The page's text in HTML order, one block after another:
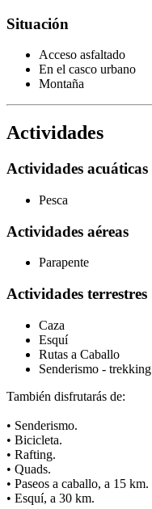
Situación
Acceso asfaltado
En el casco urbano
Montaña
Actividades
Actividades acuáticas
Pesca
Actividades aéreas
Parapente
Actividades terrestres
Caza
Esquí
Rutas a Caballo
Senderismo - trekking
También disfrutarás de:
• Senderismo.
• Bicicleta.
• Rafting.
• Quads.
• Paseos a caballo, a 15 km.
• Esquí, a 30 km.